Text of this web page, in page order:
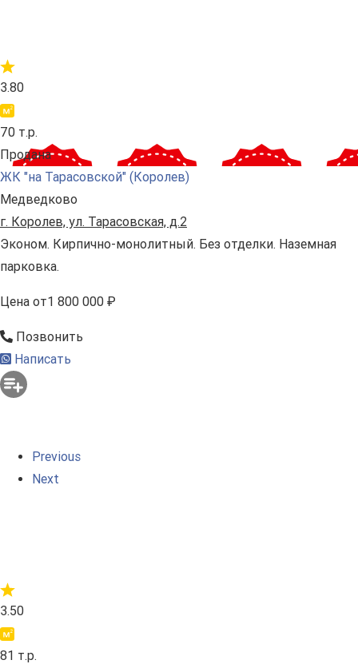
3.80
70 т.р.
Продана
ЖК "на Тарасовской" (Королев)
Медведково
г. Королев, ул. Тарасовская, д.2
Эконом. Кирпично-монолитный. Без отделки. Наземная
парковка.
Цена от1 800 000 ₽
Позвонить
Написать
Previous
Next
3.50
81 т.р.